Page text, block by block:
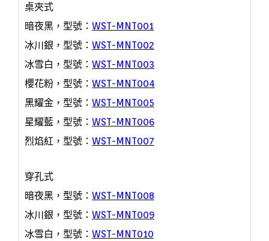
桌夾式
暗夜黑，型號： WST-MNT001
冰川銀，型號： WST-MNT002
冰雪白， 型號： WST-MNT003
櫻花粉 ， 型號： WST-MNT004
黑耀金 ， 型號： WST-MNT005
星耀藍 ， 型號： WST-MNT006
烈焰紅 ， 型號： WST-MNT007
穿孔式
暗夜黑，型號： WST-MNT008
冰川銀，型號： WST-MNT009
冰雪白， 型號： WST-MNT010